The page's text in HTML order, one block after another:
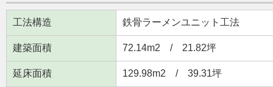
工法構造 鉄骨ラーメンユニット工法
建築面積 72.14m2 / 21.82坪
延床面積 129.98m2 / 39.31坪